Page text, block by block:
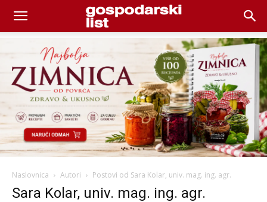
Naslovnica Autori Postovi od Sara Kolar, univ. mag. ing. agr.
Sara Kolar, univ. mag. ing. agr.